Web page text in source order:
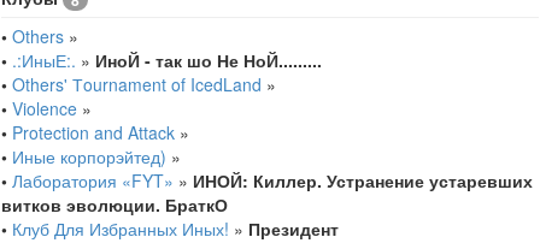
• Others »
• .:ИныЕ:. » ИноЙ - так шо Не НоЙ.........
• Others' Тournament of IcedLand »
• Violence »
• Protection and Attack »
• Иные корпорэйтед) »
• Лаборатория «FYT» » ИНОЙ: Киллер. Устранение устаревших
витков эволюции. БраткО
• Клуб Для Избранных Иных! » Президент